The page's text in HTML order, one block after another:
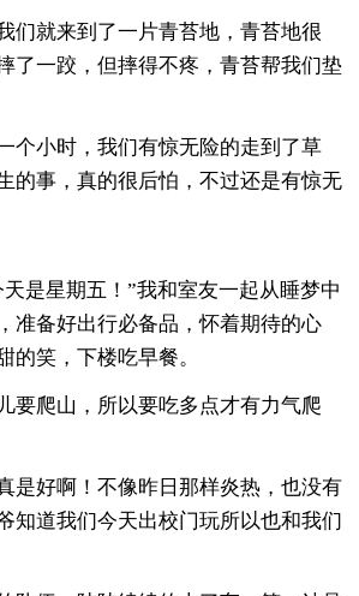
们就来到了一片青苔地，青苔地很
了一跤，但摔得不疼，青苔帮我们垫
个小时，我们有惊无险的走到了草
的事，真的很后怕，不过还是有惊无
是星期五！”我和室友一起从睡梦中
准备好出行必备品，怀着期待的心
的笑，下楼吃早餐。
要爬山，所以要吃多点才有力气爬
是好啊！不像昨日那样炎热，也没有
知道我们今天出校门玩所以也和我们